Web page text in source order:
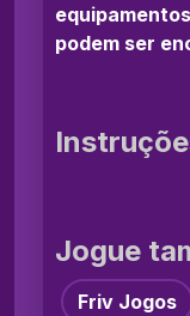
podem ser
Jogue
Friv Jogos